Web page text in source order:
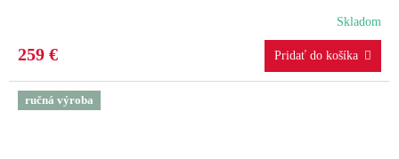
R
M
Skladom
259 €
ručná výroba